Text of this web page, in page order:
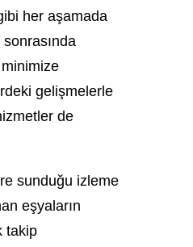
her aşamada
gelişmelerle
de
sunduğu izleme
eşyaların
takip